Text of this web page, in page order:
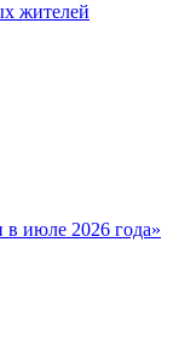
жителей
в июле 2026 года»